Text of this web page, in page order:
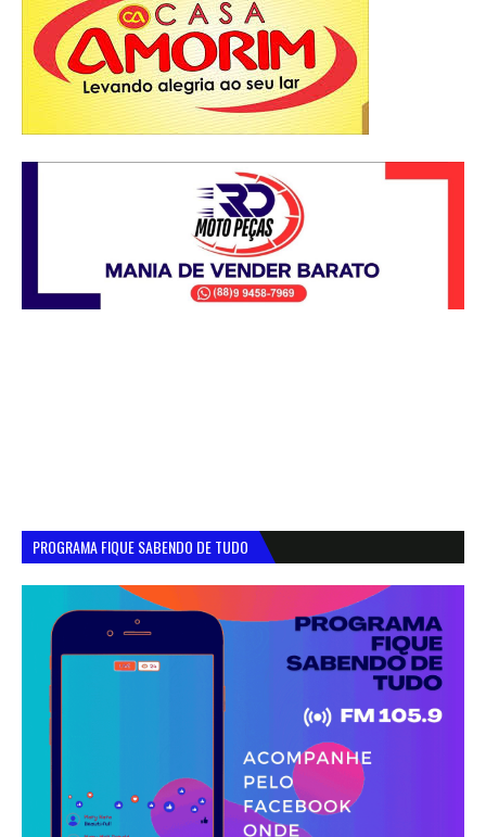
PROGRAMA FIQUE SABENDO DE TUDO